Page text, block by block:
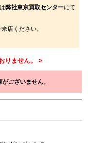
弊社東京買取センターにて
店ください。
ございません。